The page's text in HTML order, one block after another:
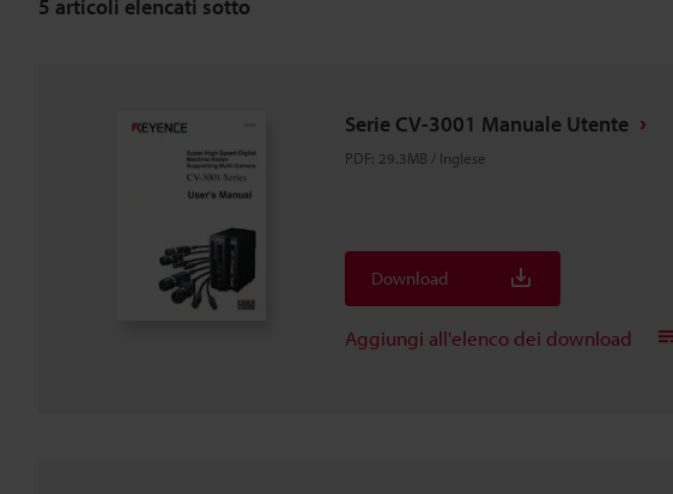
5 articoli elencati sotto
Serie CV-3001 Manuale Utente
PDF: 29.3MB / Inglese
Download
Aggiungi all'elenco dei download